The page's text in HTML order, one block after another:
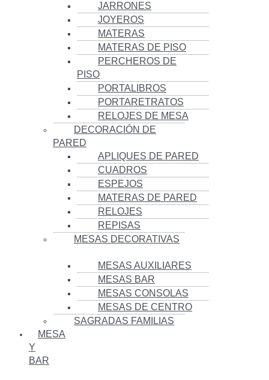
JARRONES
JOYEROS
MATERAS
MATERAS DE PISO
PERCHEROS DE
PISO
PORTALIBROS
PORTARETRATOS
RELOJES DE MESA
DECORACIÓN DE
PARED
APLIQUES DE PARED
CUADROS
ESPEJOS
MATERAS DE PARED
RELOJES
REPISAS
MESAS DECORATIVAS
MESAS AUXILIARES
MESAS BAR
MESAS CONSOLAS
MESAS DE CENTRO
SAGRADAS FAMILIAS
MESA
Y
BAR